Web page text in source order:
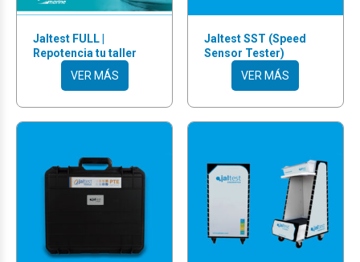
Jaltest FULL |
Repotencia tu taller
VER MÁS
Jaltest SST (Speed
Sensor Tester)
VER MÁS